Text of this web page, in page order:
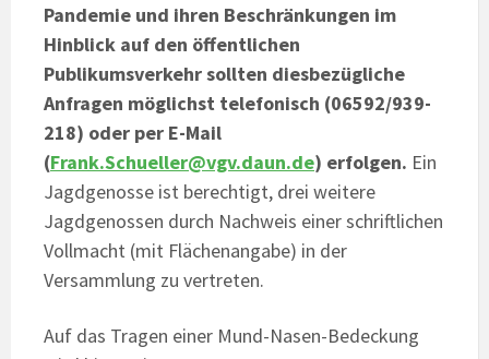
Pandemie und ihren Beschränkungen im
Hinblick auf den öffentlichen
Publikumsverkehr sollten diesbezügliche
Anfragen möglichst telefonisch (06592/939-
218) oder per E-Mail
(Frank.Schueller@vgv.daun.de) erfolgen. Ein
Jagdgenosse ist berechtigt, drei weitere
Jagdgenossen durch Nachweis einer schriftlichen
Vollmacht (mit Flächenangabe) in der
Versammlung zu vertreten.
Auf das Tragen einer Mund-Nasen-Bedeckung